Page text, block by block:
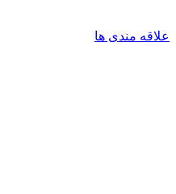
علاقه مندی ها